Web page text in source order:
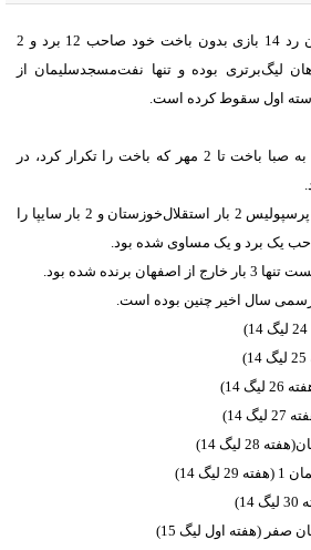
؛سپاهان رد 14 بازی بدون باخت خود صاحب 12 برد و 2
حریف سپاهان لیگ‌برتری بوده و تنها نفت‌مسجدسلیمان از
اول سقوط کرده است.
1. سپاهان از 15فروردین که به صبا باخت تا 2 مهر که باخت را تکرار کرد، در
2. سپاهان در این مدت 2 بار پرسپولیس 2 بار استقلال‌خوزستان و 2 بار سایپا را
یک برد و یک مساوی شده بود.